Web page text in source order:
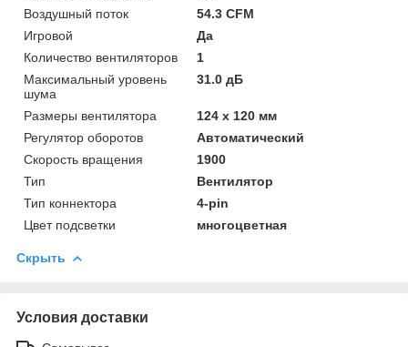
Воздушный поток
54.3 CFM
Игровой
Да
Количество вентиляторов
1
Максимальный уровень
шума
31.0 дБ
Размеры вентилятора
124 x 120 мм
Регулятор оборотов
Автоматический
Скорость вращения
1900
Тип
Вентилятор
Тип коннектора
4-pin
Цвет подсветки
многоцветная
Скрыть
Условия доставки